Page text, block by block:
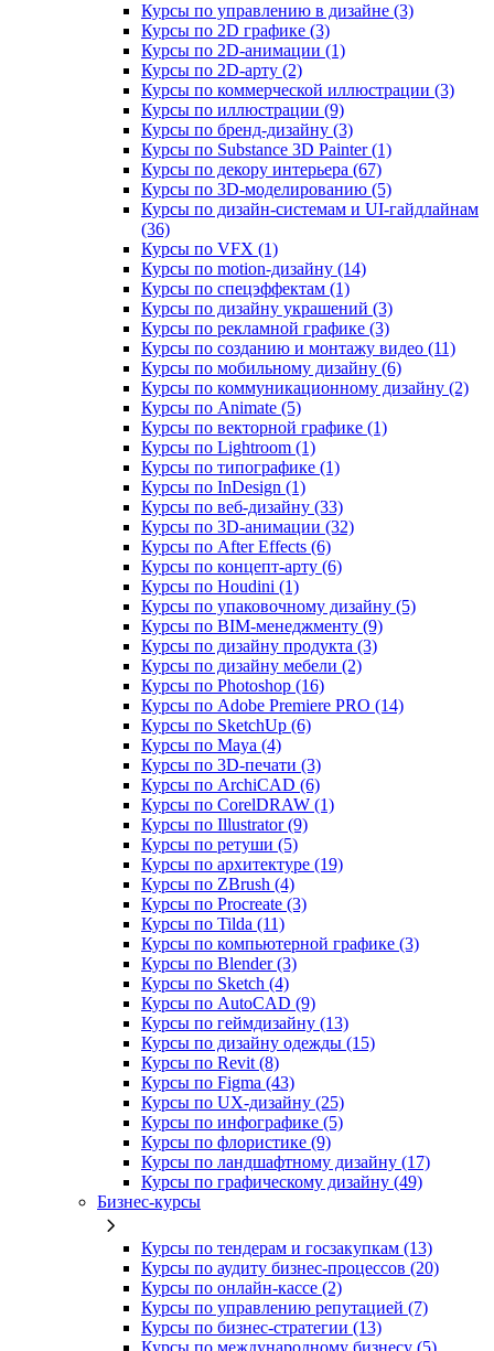
Курсы по управлению в дизайне (3)
Курсы по 2D графике (3)
Курсы по 2D‑анимации (1)
Курсы по 2D‑арту (2)
Курсы по коммерческой иллюстрации (3)
Курсы по иллюстрации (9)
Курсы по бренд‑дизайну (3)
Курсы по Substance 3D Painter (1)
Курсы по декору интерьера (67)
Курсы по 3D‑моделированию (5)
Курсы по дизайн-системам и UI-гайдлайнам
(36)
Курсы по VFX (1)
Курсы по motion-дизайну (14)
Курсы по спецэффектам (1)
Курсы по дизайну украшений (3)
Курсы по рекламной графике (3)
Курсы по созданию и монтажу видео (11)
Курсы по мобильному дизайну (6)
Курсы по коммуникационному дизайну (2)
Курсы по Animate (5)
Курсы по векторной графике (1)
Курсы по Lightroom (1)
Курсы по типографике (1)
Курсы по InDesign (1)
Курсы по веб‑дизайну (33)
Курсы по 3D‑анимации (32)
Курсы по After Effects (6)
Курсы по концепт‑арту (6)
Курсы по Houdini (1)
Курсы по упаковочному дизайну (5)
Курсы по BIM‑менеджменту (9)
Курсы по дизайну продукта (3)
Курсы по дизайну мебели (2)
Курсы по Photoshop (16)
Курсы по Adobe Premiere PRO (14)
Курсы по SketchUp (6)
Курсы по Maya (4)
Курсы по 3D-печати (3)
Курсы по ArchiCAD (6)
Курсы по CorelDRAW (1)
Курсы по Illustrator (9)
Курсы по ретуши (5)
Курсы по архитектуре (19)
Курсы по ZBrush (4)
Курсы по Procreate (3)
Курсы по Tilda (11)
Курсы по компьютерной графике (3)
Курсы по Blender (3)
Курсы по Sketch (4)
Курсы по AutoCAD (9)
Курсы по геймдизайну (13)
Курсы по дизайну одежды (15)
Курсы по Revit (8)
Курсы по Figma (43)
Курсы по UX‑дизайну (25)
Курсы по инфографике (5)
Курсы по флористике (9)
Курсы по ландшафтному дизайну (17)
Курсы по графическому дизайну (49)
Бизнес-курсы
Курсы по тендерам и госзакупкам (13)
Курсы по аудиту бизнес-процессов (20)
Курсы по онлайн-кассе (2)
Курсы по управлению репутацией (7)
Курсы по бизнес-стратегии (13)